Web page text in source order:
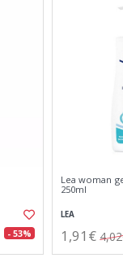
- 53%
Lea woman
250ml
LEA
1,91€